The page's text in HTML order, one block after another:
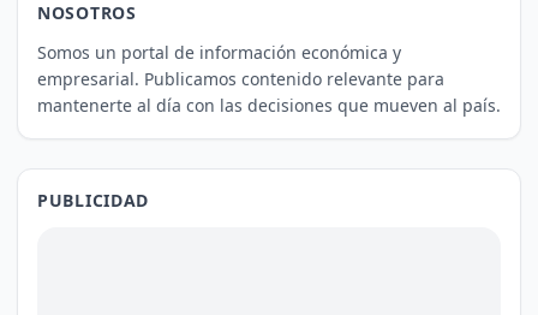
NOSOTROS
Somos un portal de información económica y
empresarial. Publicamos contenido relevante para
mantenerte al día con las decisiones que mueven al país.
PUBLICIDAD